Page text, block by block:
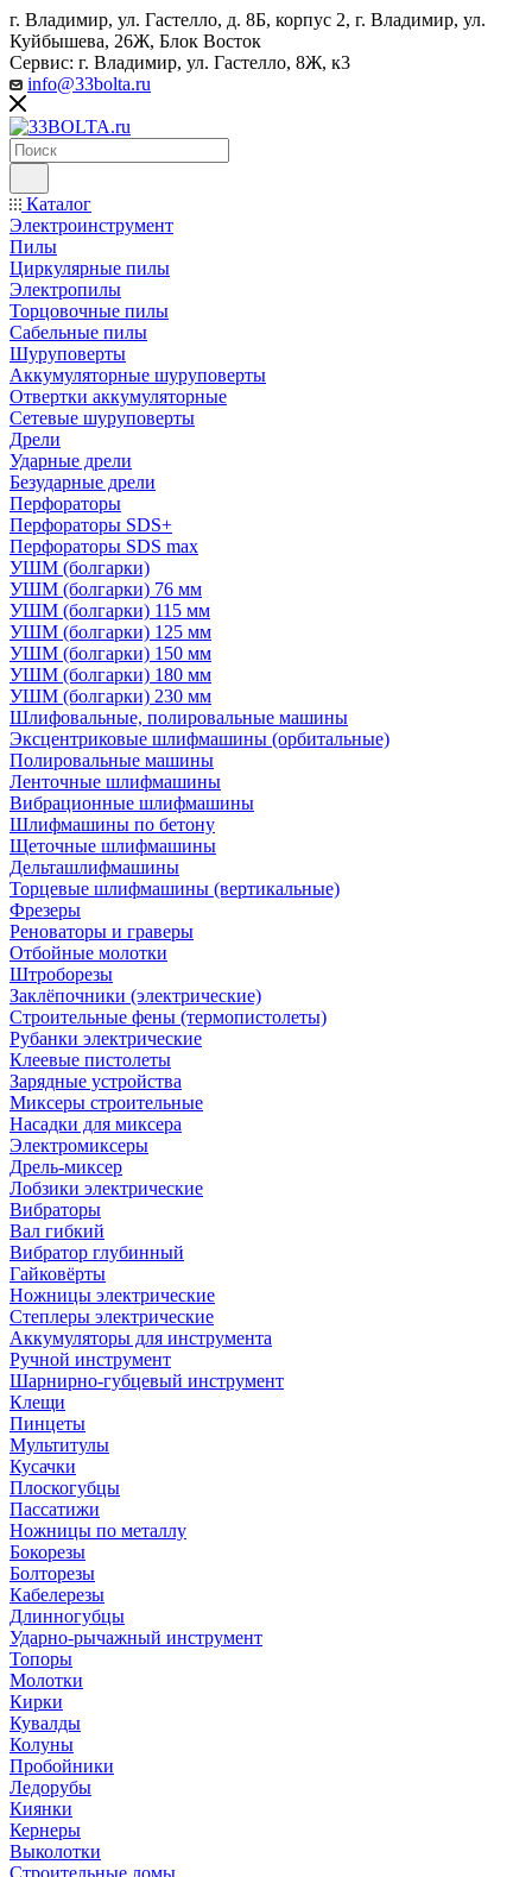
г. Владимир, ул. Гастелло, д. 8Б, корпус 2, г. Владимир, ул. ​
Куйбышева, 26Ж, Блок Восток
Сервис: г. Владимир, ул. Гастелло, 8Ж, к3
info@33bolta.ru
Каталог
Электроинструмент
Пилы
Циркулярные пилы
Электропилы
Торцовочные пилы
Сабельные пилы
Шуруповерты
Аккумуляторные шуруповерты
Отвертки аккумуляторные
Сетевые шуруповерты
Дрели
Ударные дрели
Безударные дрели
Перфораторы
Перфораторы SDS+
Перфораторы SDS max
УШМ (болгарки)
УШМ (болгарки) 76 мм
УШМ (болгарки) 115 мм
УШМ (болгарки) 125 мм
УШМ (болгарки) 150 мм
УШМ (болгарки) 180 мм
УШМ (болгарки) 230 мм
Шлифовальные, полировальные машины
Эксцентриковые шлифмашины (орбитальные)
Полировальные машины
Ленточные шлифмашины
Вибрационные шлифмашины
Шлифмашины по бетону
Щеточные шлифмашины
Дельташлифмашины
Торцевые шлифмашины (вертикальные)
Фрезеры
Реноваторы и граверы
Отбойные молотки
Штроборезы
Заклёпочники (электрические)
Строительные фены (термопистолеты)
Рубанки электрические
Клеевые пистолеты
Зарядные устройства
Миксеры строительные
Насадки для миксера
Электромиксеры
Дрель-миксер
Лобзики электрические
Вибраторы
Вал гибкий
Вибратор глубинный
Гайковёрты
Ножницы электрические
Степлеры электрические
Аккумуляторы для инструмента
Ручной инструмент
Шарнирно-губцевый инструмент
Клещи
Пинцеты
Мультитулы
Кусачки
Плоскогубцы
Пассатижи
Ножницы по металлу
Бокорезы
Болторезы
Кабелерезы
Длинногубцы
Ударно-рычажный инструмент
Топоры
Молотки
Кирки
Кувалды
Колуны
Пробойники
Ледорубы
Киянки
Кернеры
Выколотки
Строительные ломы